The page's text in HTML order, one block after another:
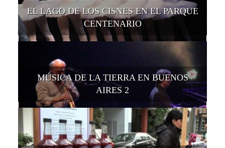
EL LAGO DE LOS CISNES EN EL PARQUE
CENTENARIO
MÚSICA DE LA TIERRA EN BUENOS
AIRES 2